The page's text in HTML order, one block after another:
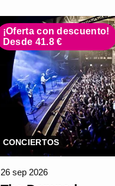
¡Oferta con descuento!
Desde 41.8 €
CONCIERTOS
26 sep 2026